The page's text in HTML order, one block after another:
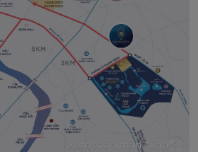
Xem toàn màn hình